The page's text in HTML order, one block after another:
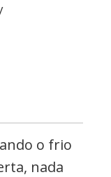
o frio
nada